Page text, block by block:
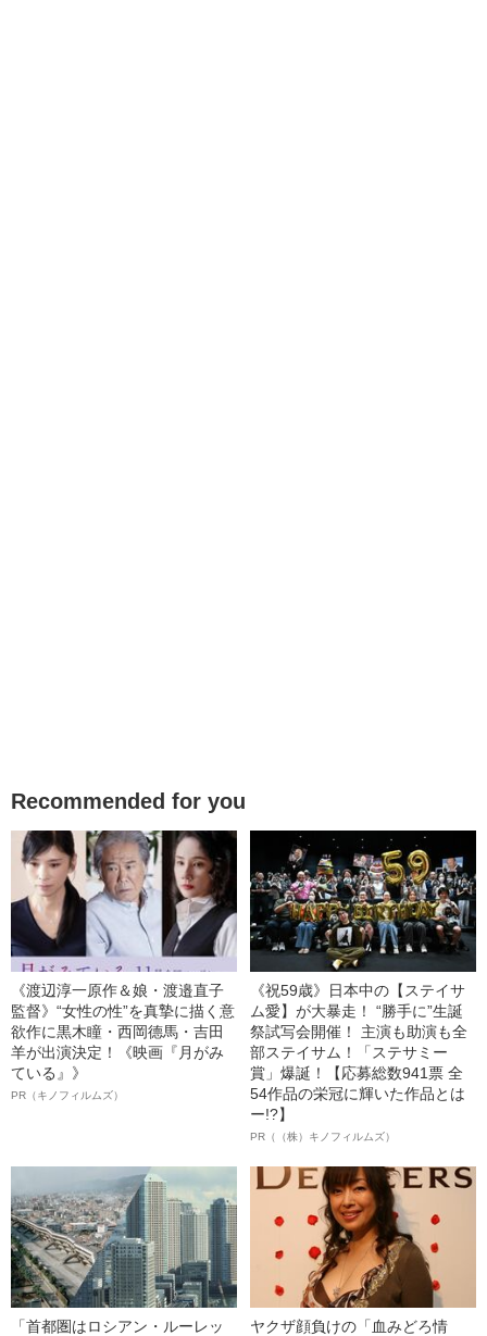
Recommended for you
《渡辺淳一原作＆娘・渡邉直子
監督》“女性の性”を真摯に描く意
欲作に黒木瞳・西岡德馬・吉田
羊が出演決定！《映画『月がみ
ている』》
PR（キノフィルムズ）
《祝59歳》日本中の【ステイサ
ム愛】が大暴走！ “勝手に”生誕
祭試写会開催！ 主演も助演も全
部ステイサム！「ステサミー
賞」爆誕！【応募総数941票 全
54作品の栄冠に輝いた作品とは
ー!?】
PR（（株）キノフィルムズ）
「首都圏はロシアン・ルーレッ
ヤクザ顔負けの「血みどろ情